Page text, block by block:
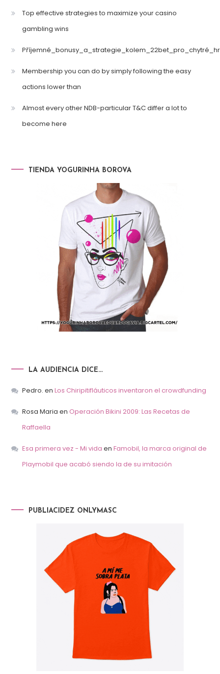
Top effective strategies to maximize your casino
gambling wins
Membership you can do by simply following the easy
actions lower than
Almost every other NDB-particular T&C differ a lot to
become here
TIENDA YOGURINHA BOROVA
LA AUDIENCIA DICE…
Pedro. en Los Chiripitifláuticos inventaron el crowdfunding
Rosa Maria en Operación Bikini 2009: Las Recetas de
Raffaella
Esa primera vez - Mi vida en Famobil, la marca original de
Playmobil que acabó siendo la de su imitación
PUBLIACIDEZ ONLYMASC